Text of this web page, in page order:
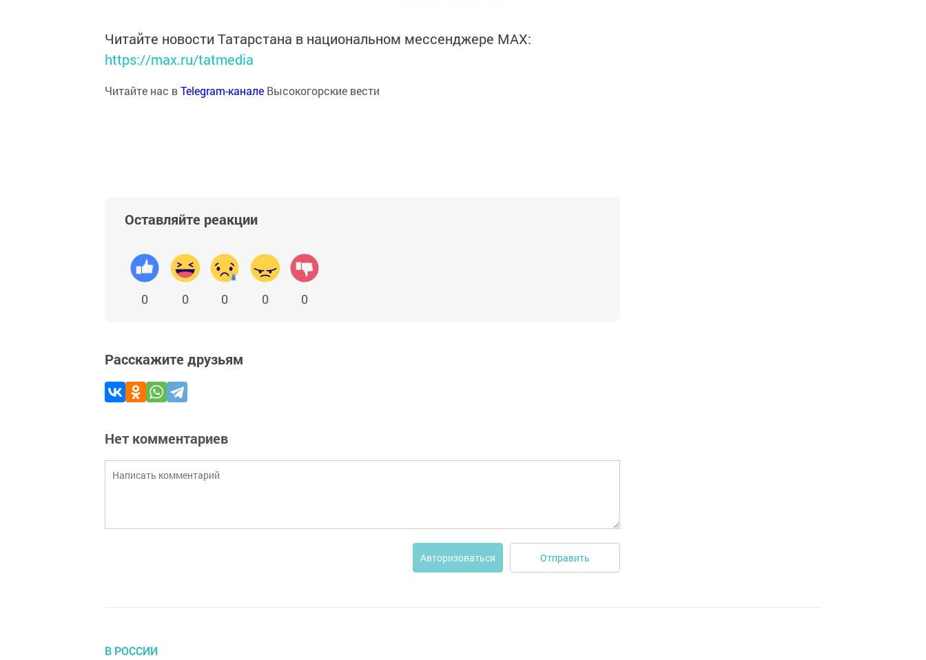
Читайте новости Татарстана в национальном мессенджере MАХ:
https://max.ru/tatmedia
Читайте нас вTelegram-канале Высокогорские вести
Оставляйте реакции
0 0 0 0 0
Расскажите друзьям
Нет комментариев
Авторизоваться Отправить
В РОССИИ